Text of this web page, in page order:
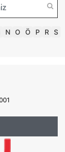
N O Ö P R S